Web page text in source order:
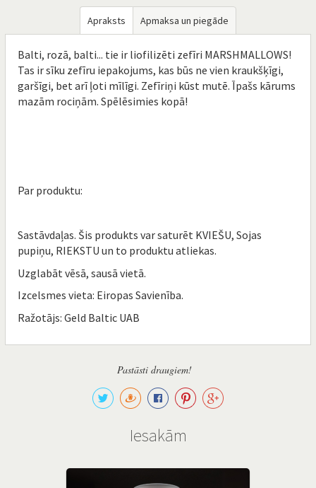
Apraksts Apmaksa un piegāde
Balti, rozā, balti... tie ir liofilizēti zefīri MARSHMALLOWS!
Tas ir sīku zefīru iepakojums, kas būs ne vien kraukšķīgi,
garšīgi, bet arī ļoti mīlīgi. Zefīriņi kūst mutē. Īpašs kārums
mazām rociņām. Spēlēsimies kopā!
Par produktu:
Sastāvdaļas. Šis produkts var saturēt KVIEŠU, Sojas
pupiņu, RIEKSTU un to produktu atliekas.
Uzglabāt vēsā, sausā vietā.
Izcelsmes vieta: Eiropas Savienība.
Ražotājs: Geld Baltic UAB
Pastāsti draugiem!
Iesakām